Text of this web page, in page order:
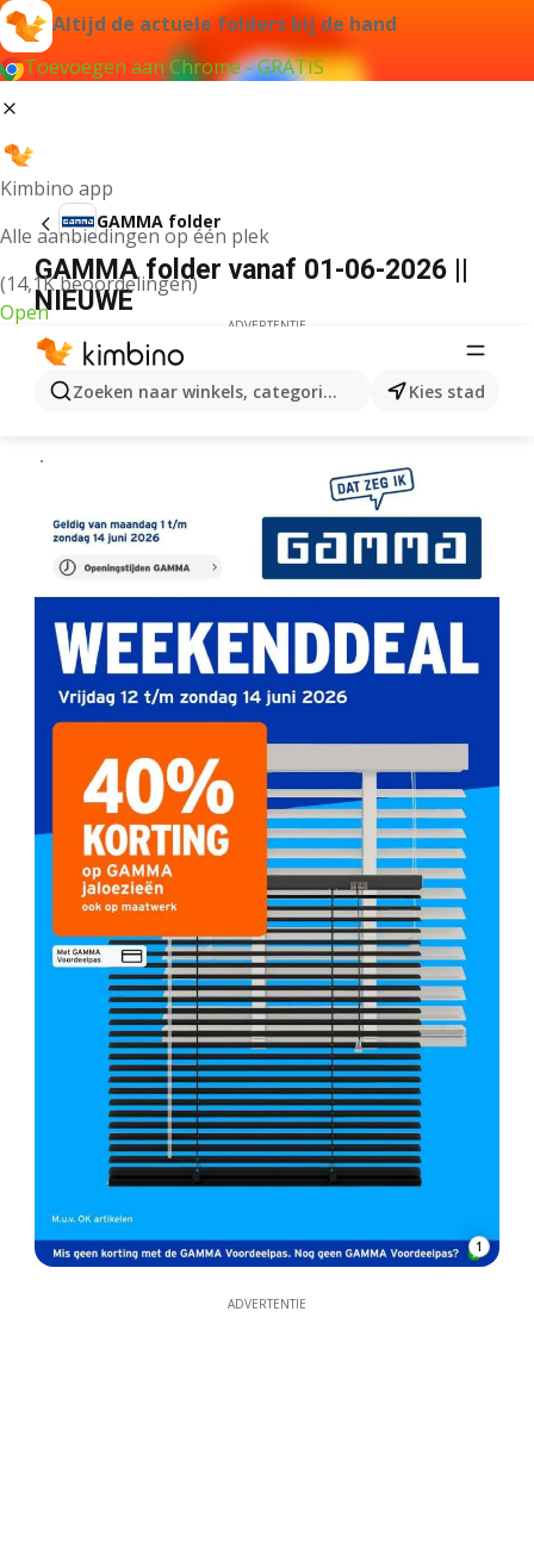
Altijd de actuele folders bij de hand
Toevoegen aan Chrome - GRATIS
Kimbino app
Alle aanbiedingen op één plek
(14,1K beoordelingen)
Open
Zoeken naar winkels, categorieën, producten...
Kies stad
GAMMA folder
GAMMA folder vanaf 01-06-2026 ||
NIEUWE
ADVERTENTIE
1
ADVERTENTIE